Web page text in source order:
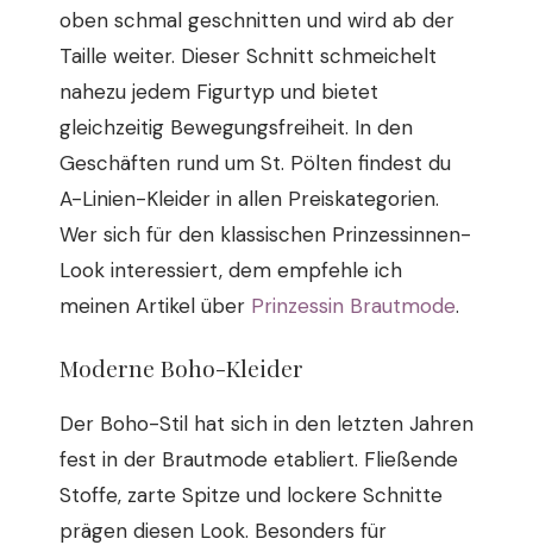
oben schmal geschnitten und wird ab der
Taille weiter. Dieser Schnitt schmeichelt
nahezu jedem Figurtyp und bietet
gleichzeitig Bewegungsfreiheit. In den
Geschäften rund um St. Pölten findest du
A-Linien-Kleider in allen Preiskategorien.
Wer sich für den klassischen Prinzessinnen-
Look interessiert, dem empfehle ich
meinen Artikel über Prinzessin Brautmode.
Moderne Boho-Kleider
Der Boho-Stil hat sich in den letzten Jahren
fest in der Brautmode etabliert. Fließende
Stoffe, zarte Spitze und lockere Schnitte
prägen diesen Look. Besonders für